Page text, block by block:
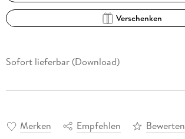
Verschenken
Sofort lieferbar (Download)
Merken Empfehlen Bewerten